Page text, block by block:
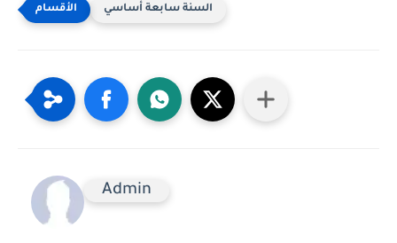
السنة سابعة أساسي
Admin